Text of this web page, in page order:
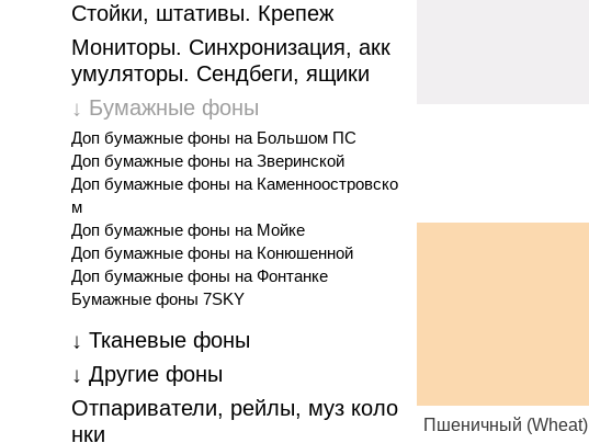
Стойки, штативы. Крепеж
Мониторы. Синхронизация, акк
умуляторы. Cендбеги, ящики
↓ Бумажные фоны
Доп бумажные фоны на Большом ПС
Доп бумажные фоны на Зверинской
Доп бумажные фоны на Каменноостровско
м
Доп бумажные фоны на Мойке
Доп бумажные фоны на Конюшенной
Доп бумажные фоны на Фонтанке
Бумажные фоны 7SKY
↓ Тканевые фоны
↓ Другие фоны
Отпариватели, рейлы, муз коло
нки
Пшеничный (Wheat)